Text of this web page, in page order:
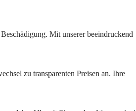
Mit unserer beeindruckend
zu transparenten Preisen an. Ihre